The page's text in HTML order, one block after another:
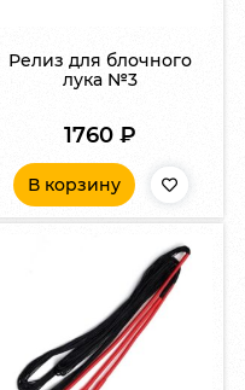
Релиз для блочного
лука №3
1760₽
В корзину